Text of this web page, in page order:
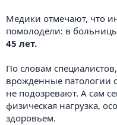
Медики отмечают, что
помолодели: в
45 лет.
По словам
врожденные патологии
не подозревают. А сам
физическая нагрузка,
здоровьем.